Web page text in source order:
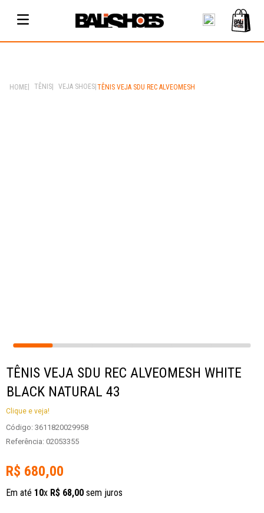
TÊNIS VEJA SHOES TÊNIS VEJA SDU REC ALVEOMESH
TÊNIS VEJA SDU REC ALVEOMESH WHITE
BLACK NATURAL 43
Clique e veja!
Código: 3611820029958
Referência: 02053355
R$ 680,00
Em até 10x R$ 68,00 sem juros